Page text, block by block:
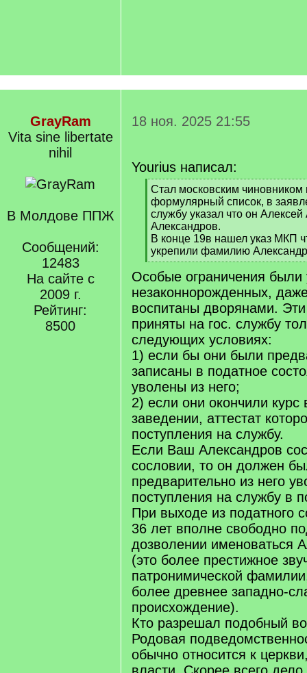
GrayRam
Vita sine libertate
nihil
В Молдове ППЖ
Сообщений:
12483
На сайте с
2009 г.
Рейтинг:
8500
18 ноя. 2025 21:55
Yourius написал:
[
q
]
Стал московским чиновником
формулярный список, в
службу указал что он
Александров.
В конце 19в нашел указ МКП
укрепили фамилию
[
/
q
]
Особые ограничения были
незаконнорожденных,
воспитаны дворянами.
приняты на гос. службу
следующих условиях:
1) если бы они были
записаны в податное
уволены из него;
2) если они окончили курс
заведении, аттестат
поступления на службу.
Если Ваш Александров
сословии, то он должен
предварительно из него
поступления на службу в
При выходе из податного
36 лет вполне свободно
дозволении именоваться
(это более престижное
патронимической
более древнее западно-
происхождение).
Кто разрешал подобный
Родовая
обычно относится к